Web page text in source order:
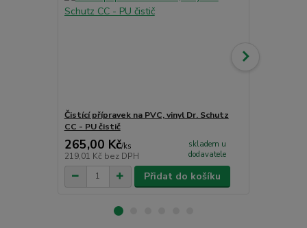
Čistící přípravek na PVC, vinyl Dr. Schutz
CC - PU čistič
265,00 Kč/ks
219,01 Kč bez DPH
skladem u
dodavatele
Přidat do košíku